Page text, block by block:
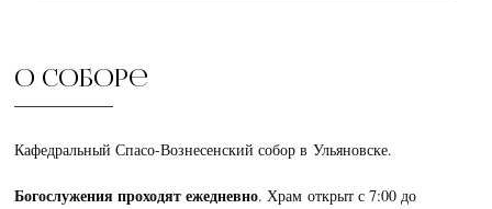
О соборе
Кафедральный Спасо-Вознесенский собор в Ульяновске.
Богослужения проходят ежедневно. Храм открыт с 7:00 до